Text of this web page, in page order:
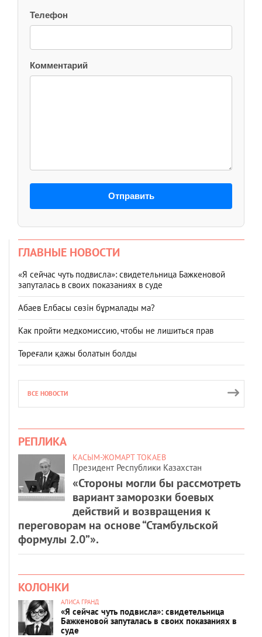
Телефон
Комментарий
Отправить
ГЛАВНЫЕ НОВОСТИ
«Я сейчас чуть подвисла»: свидетельница Бажкеновой
запуталась в своих показаниях в суде
Абаев Елбасы сөзін бұрмалады ма?
Как пройти медкомиссию, чтобы не лишиться прав
Төреғали қажы болатын болды
ВСЕ НОВОСТИ
РЕПЛИКА
КАСЫМ-ЖОМАРТ ТОКАЕВ
Президент Республики Казахстан
«Стороны могли бы рассмотреть
вариант заморозки боевых
действий и возвращения к
переговорам на основе “Стамбульской
формулы 2.0”».
КОЛОНКИ
АЛИСА ГРАНД
«Я сейчас чуть подвисла»: свидетельница
Бажкеновой запуталась в своих показаниях в
суде